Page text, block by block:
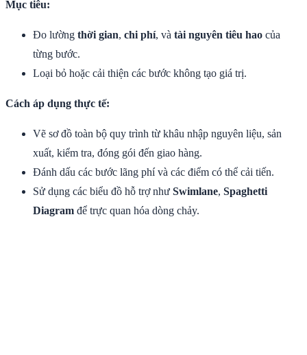
Mục tiêu:
Đo lường thời gian, chi phí, và tài nguyên tiêu hao của
từng bước.
Loại bỏ hoặc cải thiện các bước không tạo giá trị.
Cách áp dụng thực tế:
Vẽ sơ đồ toàn bộ quy trình từ khâu nhập nguyên liệu, sản
xuất, kiểm tra, đóng gói đến giao hàng.
Đánh dấu các bước lãng phí và các điểm có thể cải tiến.
Sử dụng các biểu đồ hỗ trợ như Swimlane, Spaghetti
Diagram để trực quan hóa dòng chảy.